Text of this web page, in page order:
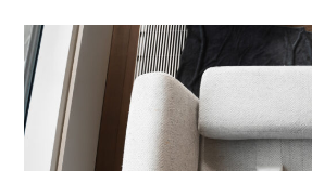
Eficienta
Pentru
Un
Spatiu
Impecabil